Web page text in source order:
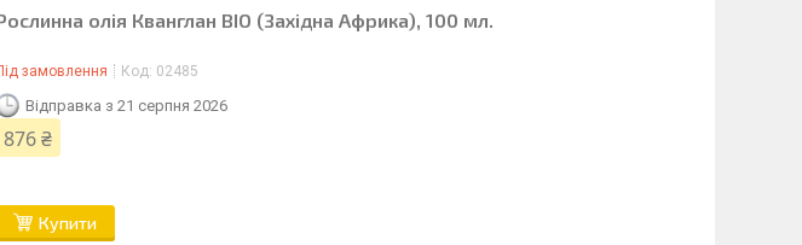
олія Кванглан BIO (Західна Африка), 100 мл.
замовлення Код: 02485
Відправка з 21 серпня 2026
876 ₴
Купити